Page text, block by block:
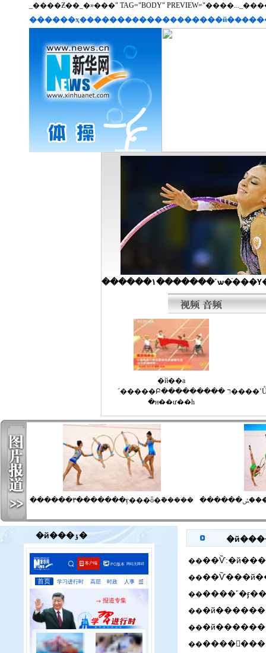
_����Ƶ��_�»���" TAG="BODY"
������ҳ�������������������й���
������٣�������ӻ���ȫ�ܵ�����
�й���ٶ�
��
��
��
��
��
��